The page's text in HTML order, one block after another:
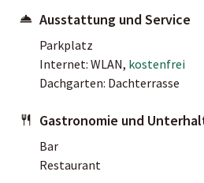
Ausstattung und Service
Parkplatz
Internet: WLAN, kostenfrei
Dachgarten: Dachterrasse
Gastronomie und
Bar
Restaurant